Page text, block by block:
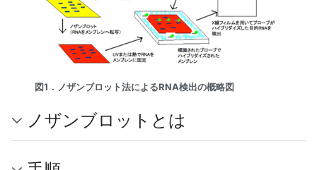
図1．ノザンブロット法によるRNA検出の概略図
ノザンブロットとは